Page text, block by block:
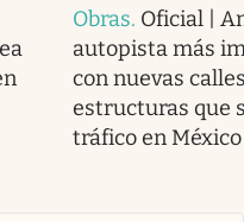
Obras. Oficial |
autopista más
con nuevas
estructuras que
tráfico en México